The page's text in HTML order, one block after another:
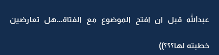
عبدالله قبل ان افتح الموضوع مع الفتاة...هل تعارضين
خطبته لها؟؟؟))